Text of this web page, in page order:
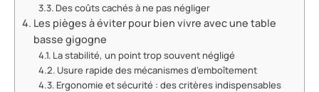
Des coûts cachés à ne pas négliger
Les pièges à éviter pour bien vivre avec une table
basse gigogne
La stabilité, un point trop souvent négligé
Usure rapide des mécanismes d’emboîtement
Ergonomie et sécurité : des critères indispensables